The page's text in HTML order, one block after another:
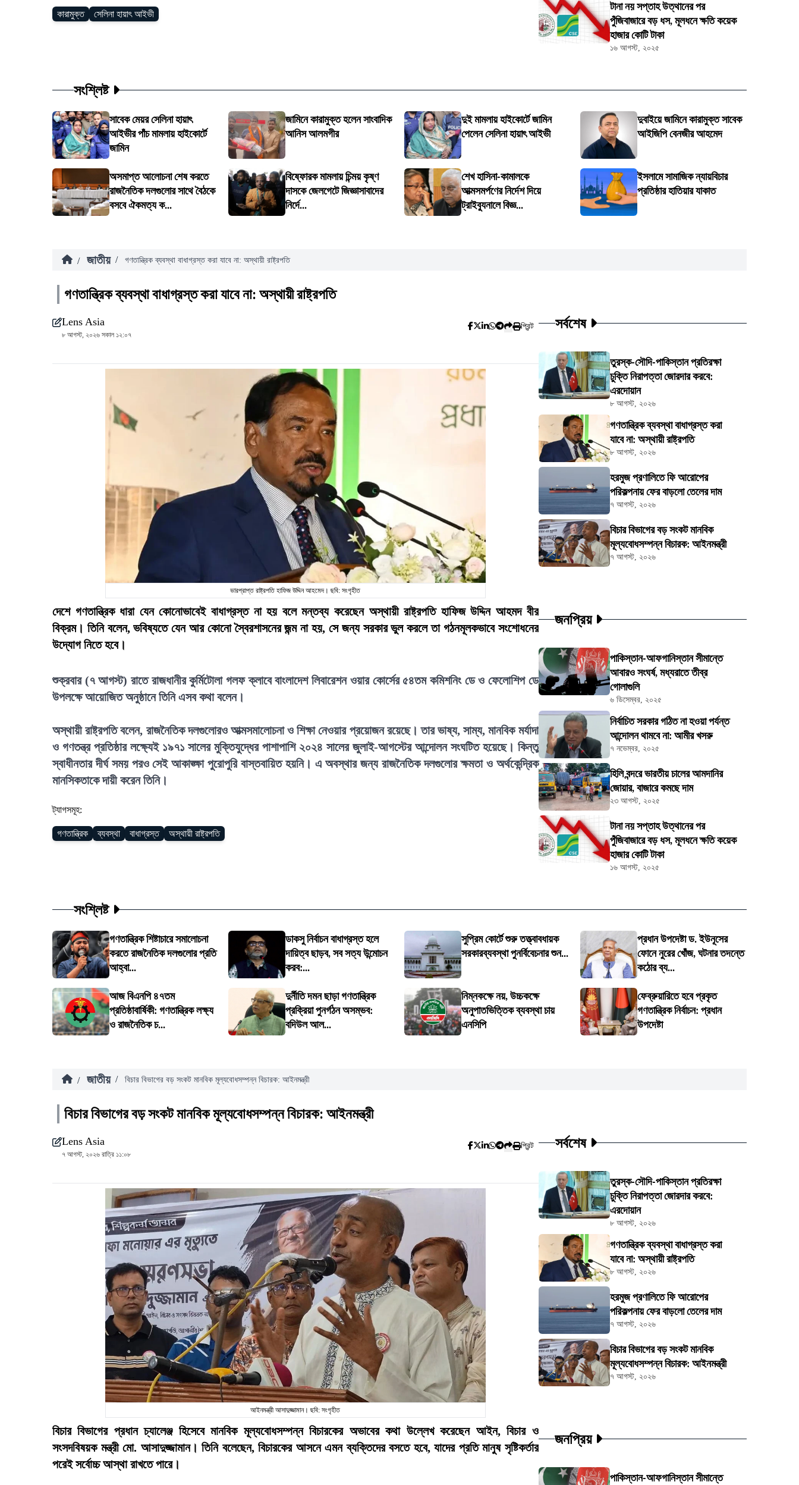
কারামুক্ত সেলিনা হায়াৎ আইভী
টানা নয় সপ্তাহ উত্থানের পর
পুঁজিবাজারে বড় ধস, মূলধনে ক্ষতি কয়েক
হাজার কোটি টাকা
১৬ আগস্ট, ২০২৫
সংশ্লিষ্ট
সাবেক মেয়র সেলিনা হায়াৎ
আইভীর পাঁচ মামলায় হাইকোর্টে
জামিন
জামিনে কারামুক্ত হলেন সাংবাদিক
আনিস আলমগীর
দুই মামলায় হাইকোর্টে জামিন
পেলেন সেলিনা হায়াৎ আইভী
দুবাইয়ে জামিনে কারামুক্ত সাবেক
আইজিপি বেনজীর আহমেদ
অসমাপ্ত আলোচনা শেষ করতে
রাজনৈতিক দলগুলোর সাথে বৈঠকে
বসবে ঐকমত্য ক...
বিষ্ফোরক মামলায় চিন্ময় কৃষ্ণ
দাসকে জেলগেটে জিজ্ঞাসাবাদের
নির্দে...
শেখ হাসিনা-কামালকে
আত্মসমর্পণের নির্দেশ দিয়ে
ট্রাইব্যুনালে বিজ্ঞ...
ইসলামে সামাজিক ন্যায়বিচার
প্রতিষ্ঠার হাতিয়ার যাকাত
/ জাতীয় / গণতান্ত্রিক ব্যবস্থা বাধাগ্রস্ত করা যাবে না: অস্থায়ী রাষ্ট্রপতি
গণতান্ত্রিক ব্যবস্থা বাধাগ্রস্ত করা যাবে না: অস্থায়ী রাষ্ট্রপতি
Lens Asia
৮ আগস্ট, ২০২৬ সকাল ১২:০৭
প্রিন্ট
ভারপ্রাপ্ত রাষ্ট্রপতি হাফিজ উদ্দিন আহমেদ। ছবি: সংগৃহীত
দেশে গণতান্ত্রিক ধারা যেন কোনোভাবেই বাধাগ্রস্ত না হয় বলে মন্তব্য করেছেন অস্থায়ী রাষ্ট্রপতি হাফিজ উদ্দিন আহমদ বীর
বিক্রম। তিনি বলেন, ভবিষ্যতে যেন আর কোনো স্বৈরশাসনের জন্ম না হয়, সে জন্য সরকার ভুল করলে তা গঠনমূলকভাবে সংশোধনের
উদ্যোগ নিতে হবে।
শুক্রবার (৭ আগস্ট) রাতে রাজধানীর কুর্মিটোলা গলফ ক্লাবে বাংলাদেশ লিবারেশন ওয়ার কোর্সের ৫৪তম কমিশনিং ডে ও ফেলোশিপ ডে
উপলক্ষে আয়োজিত অনুষ্ঠানে তিনি এসব কথা বলেন।
অস্থায়ী রাষ্ট্রপতি বলেন, রাজনৈতিক দলগুলোরও আত্মসমালোচনা ও শিক্ষা নেওয়ার প্রয়োজন রয়েছে। তার ভাষ্য, সাম্য, মানবিক মর্যাদা
ও গণতন্ত্র প্রতিষ্ঠার লক্ষ্যেই ১৯৭১ সালের মুক্তিযুদ্ধের পাশাপাশি ২০২৪ সালের জুলাই-আগস্টের আন্দোলন সংঘটিত হয়েছে। কিন্তু
স্বাধীনতার দীর্ঘ সময় পরও সেই আকাঙ্ক্ষা পুরোপুরি বাস্তবায়িত হয়নি। এ অবস্থার জন্য রাজনৈতিক দলগুলোর ক্ষমতা ও অর্থকেন্দ্রিক
মানসিকতাকে দায়ী করেন তিনি।
ট্যাগসমূহ:
গণতান্ত্রিক ব্যবস্থা বাধাগ্রস্ত অস্থায়ী রাষ্ট্রপতি
সর্বশেষ
তুরস্ক-সৌদি-পাকিস্তান প্রতিরক্ষা
চুক্তি নিরাপত্তা জোরদার করবে:
এরদোয়ান
৮ আগস্ট, ২০২৬
গণতান্ত্রিক ব্যবস্থা বাধাগ্রস্ত করা
যাবে না: অস্থায়ী রাষ্ট্রপতি
৮ আগস্ট, ২০২৬
হরমুজ প্রণালিতে ফি আরোপের
পরিকল্পনায় ফের বাড়লো তেলের দাম
৭ আগস্ট, ২০২৬
বিচার বিভাগের বড় সংকট মানবিক
মূল্যবোধসম্পন্ন বিচারক: আইনমন্ত্রী
৭ আগস্ট, ২০২৬
জনপ্রিয়
পাকিস্তান-আফগানিস্তান সীমান্তে
আবারও সংঘর্ষ, মধ্যরাতে তীব্র
গোলাগুলি
৬ ডিসেম্বর, ২০২৫
নির্বাচিত সরকার গঠিত না হওয়া পর্যন্ত
আন্দোলন থামবে না: আমীর খসরু
৭ নভেম্বর, ২০২৫
হিলি বন্দরে ভারতীয় চালের আমদানির
জোয়ার, বাজারে কমছে দাম
২৩ আগস্ট, ২০২৫
টানা নয় সপ্তাহ উত্থানের পর
পুঁজিবাজারে বড় ধস, মূলধনে ক্ষতি কয়েক
হাজার কোটি টাকা
১৬ আগস্ট, ২০২৫
সংশ্লিষ্ট
গণতান্ত্রিক শিষ্টাচারে সমালোচনা
করতে রাজনৈতিক দলগুলোর প্রতি
আহ্বা...
ডাকসু নির্বাচন বাধাগ্রস্ত হলে
দায়িত্ব ছাড়ব, সব সত্য উন্মোচন
করব:...
সুপ্রিম কোর্টে শুরু তত্ত্বাবধায়ক
সরকারব্যবস্থা পুনর্বিবেচনার শুন...
প্রধান উপদেষ্টা ড. ইউনূসের
ফোনে নুরের খোঁজ, ঘটনার তদন্তে
কঠোর ব্য...
আজ বিএনপি ৪৭তম
প্রতিষ্ঠাবার্ষিকী: গণতান্ত্রিক লক্ষ্য
ও রাজনৈতিক চ...
দুর্নীতি দমন ছাড়া গণতান্ত্রিক
প্রক্রিয়া পুনর্গঠন অসম্ভব:
বদিউল আল...
নিম্নকক্ষে নয়, উচ্চকক্ষে
অনুপাতভিত্তিক ব্যবস্থা চায়
এনসিপি
ফেব্রুয়ারিতে হবে প্রকৃত
গণতান্ত্রিক নির্বাচন: প্রধান
উপদেষ্টা
/ জাতীয় / বিচার বিভাগের বড় সংকট মানবিক মূল্যবোধসম্পন্ন বিচারক: আইনমন্ত্রী
বিচার বিভাগের বড় সংকট মানবিক মূল্যবোধসম্পন্ন বিচারক: আইনমন্ত্রী
Lens Asia
৭ আগস্ট, ২০২৬ রাত্রি ১১:০৮
প্রিন্ট
আইনমন্ত্রী আসাদুজ্জামান। ছবি: সংগৃহীত
বিচার বিভাগের প্রধান চ্যালেঞ্জ হিসেবে মানবিক মূল্যবোধসম্পন্ন বিচারকের অভাবের কথা উল্লেখ করেছেন আইন, বিচার ও
সংসদবিষয়ক মন্ত্রী মো. আসাদুজ্জামান। তিনি বলেছেন, বিচারকের আসনে এমন ব্যক্তিদের বসতে হবে, যাদের প্রতি মানুষ সৃষ্টিকর্তার
পরেই সর্বোচ্চ আস্থা রাখতে পারে।
সর্বশেষ
তুরস্ক-সৌদি-পাকিস্তান প্রতিরক্ষা
চুক্তি নিরাপত্তা জোরদার করবে:
এরদোয়ান
৮ আগস্ট, ২০২৬
গণতান্ত্রিক ব্যবস্থা বাধাগ্রস্ত করা
যাবে না: অস্থায়ী রাষ্ট্রপতি
৮ আগস্ট, ২০২৬
হরমুজ প্রণালিতে ফি আরোপের
পরিকল্পনায় ফের বাড়লো তেলের দাম
৭ আগস্ট, ২০২৬
বিচার বিভাগের বড় সংকট মানবিক
মূল্যবোধসম্পন্ন বিচারক: আইনমন্ত্রী
৭ আগস্ট, ২০২৬
জনপ্রিয়
পাকিস্তান-আফগানিস্তান সীমান্তে